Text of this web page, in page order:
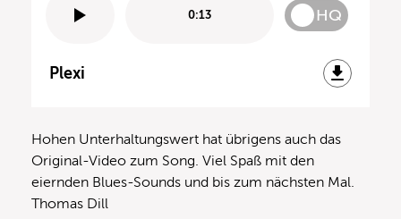
0:13 HQ
Plexi
Hohen Unterhaltungswert hat übrigens auch das
Original-Video zum Song. Viel Spaß mit den
eiernden Blues-Sounds und bis zum nächsten Mal.
Thomas Dill